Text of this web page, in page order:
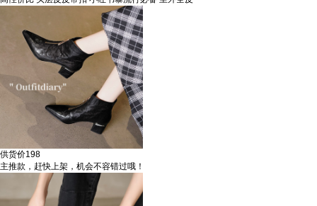
供货价198
主推款，赶快上架，机会不容错过哦！